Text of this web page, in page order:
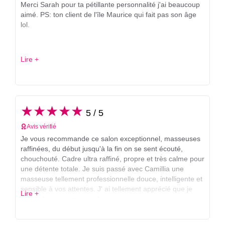
Merci Sarah pour ta pétillante personnalité j'ai beaucoup
aimé. PS: ton client de l'île Maurice qui fait pas son âge
lol.
Lire +
★★★★★ 5 / 5
Avis vérifié
Je vous recommande ce salon exceptionnel, masseuses
raffinées, du début jusqu'à la fin on se sent écouté,
chouchouté. Cadre ultra raffiné, propre et très calme pour
une détente totale. Je suis passé avec Camillia une
masseuse tellement professionnelle douce, intelligente et
sensible à vos attentes. J' ai tellement apprécié que je
Lire +